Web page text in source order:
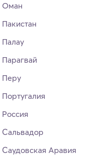
Оман
Пакистан
Палау
Парагвай
Перу
Португалия
Россия
Сальвадор
Саудовская Аравия